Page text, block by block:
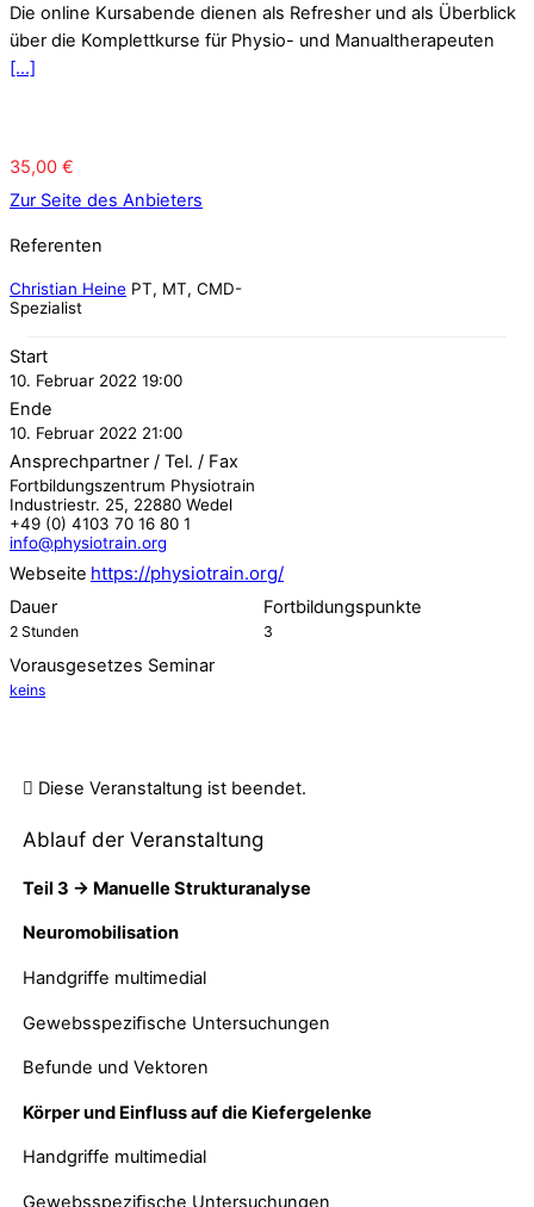
Die online Kursabende dienen als Refresher und als Überblick
über die Komplettkurse für Physio- und Manualtherapeuten
[...]
35,00 €
Zur Seite des Anbieters
Referenten
Christian Heine PT, MT, CMD-
Spezialist
Start
10. Februar 2022 19:00
Ende
10. Februar 2022 21:00
Ansprechpartner / Tel. / Fax
Fortbildungszentrum Physiotrain
Industriestr. 25, 22880 Wedel
+49 (0) 4103 70 16 80 1
info@physiotrain.org
Webseite https://physiotrain.org/
Dauer
2 Stunden
Fortbildungspunkte
3
Vorausgesetzes Seminar
keins
Diese Veranstaltung ist beendet.
Ablauf der Veranstaltung
Teil 3 → Manuelle Strukturanalyse
Neuromobilisation
Handgriffe multimedial
Gewebsspeziﬁsche Untersuchungen
Befunde und Vektoren
Körper und Einfluss auf die Kiefergelenke
Handgriffe multimedial
Gewebsspeziﬁsche Untersuchungen